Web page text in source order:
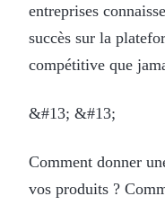
entreprises
succès sur la
compétitive que
&#13; &#13;
Comment donner
vos produits ?